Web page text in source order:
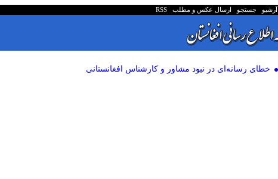
آرشیو جستجو ارسال عکس و مطلب RSS
خطای رسانه‌ای در نبود مشاور و کارشناس افغانستانی